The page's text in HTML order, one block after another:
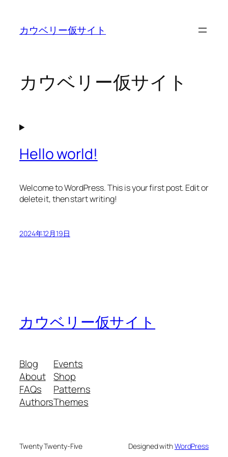
カウベリー仮サイト
カウベリー仮サイト
Hello world!
Welcome to WordPress. This is your first post. Edit or
delete it, then start writing!
2024年12月19日
カウベリー仮サイト
Blog
About
FAQs
Authors
Events
Shop
Patterns
Themes
Twenty Twenty-Five Designed withWordPress